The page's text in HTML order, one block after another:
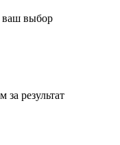
ваш выбор
результат